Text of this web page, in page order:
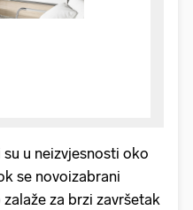
u neizvjesnosti oko
se novoizabrani
za brzi završetak